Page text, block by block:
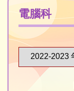
電腦科